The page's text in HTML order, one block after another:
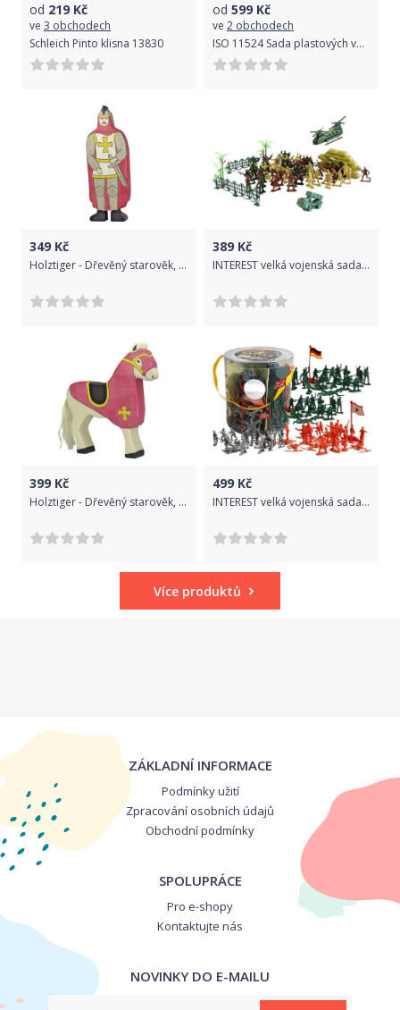
od 219 Kč
ve 3 obchodech
Schleich Pinto klisna 13830
od 599 Kč
ve 2 obchodech
ISO 11524 Sada plastových vojáčků s příslušenstvím 300 dílů
349 Kč
Holztiger - Dřevěný starověk, Rytíř s pláštěm červený
389 Kč
INTEREST velká vojenská sada - vojenští vojáci 71 kusů.
399 Kč
Holztiger - Dřevěný starověk, Kůň turnajový červený
499 Kč
INTEREST velká vojenská sada 100 kusů - Vojáci vlajky.
Více produktů
ZÁKLADNÍ INFORMACE
Podmínky užití
Zpracování osobních údajů
Obchodní podmínky
SPOLUPRÁCE
Pro e-shopy
Kontaktujte nás
NOVINKY DO E-MAILU